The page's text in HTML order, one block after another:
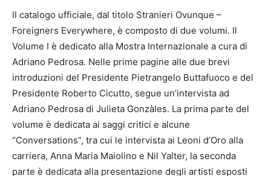
Il catalogo ufficiale, dal titolo Stranieri Ovunque –
Foreigners Everywhere, è composto di due volumi. Il
Volume I è dedicato alla Mostra Internazionale a cura di
Adriano Pedrosa. Nelle prime pagine alle due brevi
introduzioni del Presidente Pietrangelo Buttafuoco e del
Presidente Roberto Cicutto, segue un’intervista ad
Adriano Pedrosa di Julieta Gonzàles. La prima parte del
volume è dedicata ai saggi critici e alcune
“Conversations”, tra cui le intervista ai Leoni d’Oro alla
carriera, Anna Maria Maiolino e Nil Yalter, la seconda
parte è dedicata alla presentazione degli artisti esposti